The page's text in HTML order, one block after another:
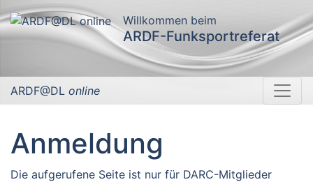
Willkommen beim
ARDF-Funksportreferat
ARDF@DL online
Anmeldung
Die aufgerufene Seite ist nur für DARC-Mitglieder